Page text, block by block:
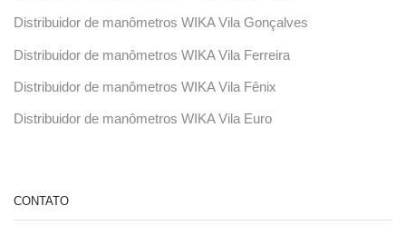
Distribuidor de manômetros WIKA Vila Gonçalves
Distribuidor de manômetros WIKA Vila Ferreira
Distribuidor de manômetros WIKA Vila Fênix
Distribuidor de manômetros WIKA Vila Euro
CONTATO